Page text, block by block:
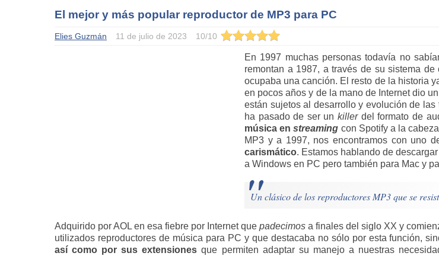
El mejor y más popular reproductor de MP3 para PC
Elies Guzmán 11 de julio de 2023 10/10
En 1997 muchas personas todavía no
remontan a 1987, a través de su sistema
ocupaba una canción. El resto de la historia
en pocos años y de la mano de Internet dio
están sujetos al desarrollo y evolución de
ha pasado de ser unkillerdel formato de
música enstreaming con Spotify a la
MP3 y a 1997, nos encontramos con uno
carismático. Estamos hablando de descargar
a Windows en PC pero también para Mac y
Un clásico de los reproductores MP3 que se
Adquirido por AOL en esa fiebre por Internet que padecimos a finales del siglo XX y
utilizados reproductores de música para PC y que destacaba no sólo por esta función,
así como por sus extensiones que permiten adaptar su manejo a nuestras